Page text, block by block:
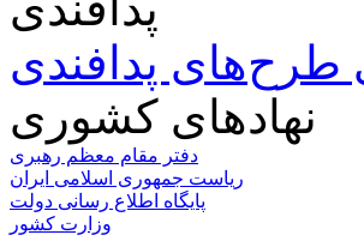
پدافندی
نهادهای کشوری
دفتر مقام معظم رهبری
ریاست جمهوری اسلامی ایران
پایگاه اطلاع رسانی دولت
وزارت کشور